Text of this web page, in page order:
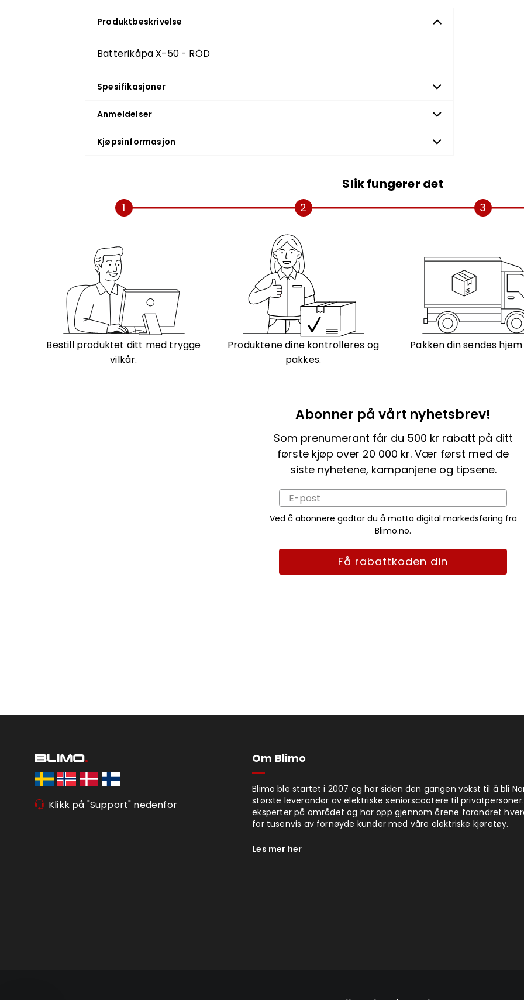
Produktbeskrivelse
Batterikåpa X-50 - RÖD
Spesifikasjoner
Anmeldelser
Kjøpsinformasjon
Slik fungerer det
1
Bestill produktet ditt med trygge
vilkår.
2
Produktene dine kontrolleres og
pakkes.
3
Pakken din sendes
Abonner på vårt nyhetsbrev!
Som prenumerant får du 500 kr rabatt på ditt
første kjøp over 20 000 kr. Vær først med de
siste nyhetene, kampanjene og tipsene.
Ved å abonnere godtar du å motta digital markedsføring fra
Blimo.no.
Få rabattkoden din
Klikk på "Support" nedenfor
Om Blimo
Blimo ble startet i 2007 og har siden den gangen vokst til å bli
største leverandør av elektriske seniorscootere til
eksperter på området og har opp gjennom årene forandret
for tusenvis av fornøyde kunder med våre elektriske kjøretøy.
Les mer her